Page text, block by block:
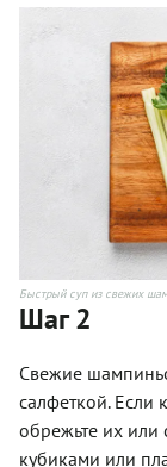
Быстрый суп из свежих
Шаг 2
Свежие
салфеткой. Если
обрежьте их или
кубиками или